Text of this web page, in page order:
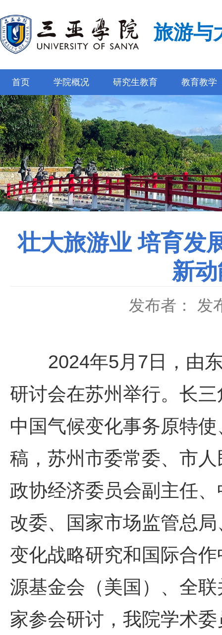
旅游与
首页 学院概况 研究生教育 教育教学
壮大旅游业 培育
新
发布者： 发
2024年5月7日，由东
研讨会在苏州举行。长
中国气候变化事务原特
稿，苏州市委常委、市
政协经济委员会副主任
改委、国家市场监管总
变化战略研究和国际合
源基金会（美国）、全
家参会研讨，我院学术